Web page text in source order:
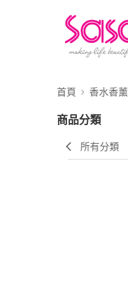
首頁 香水香薰
商品分類
所有分類